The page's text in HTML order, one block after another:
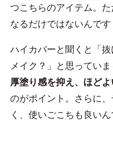
つこちらのアイテム。
なるだけではないんです
ハイカバーと聞くと「
メイク？」と思ってい
厚塗り感を抑え、ほど
のがポイント。さらに
く、使いごこちも良いん